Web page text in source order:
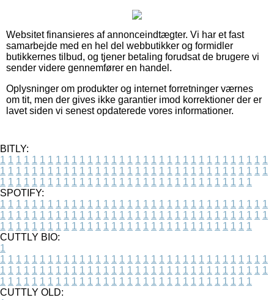
Websitet finansieres af annonceindtægter. Vi har et fast
samarbejde med en hel del webbutikker og formidler
butikkernes tilbud, og tjener betaling forudsat de brugere vi
sender videre gennemfører en handel.
Oplysninger om produkter og internet forretninger værnes
om tit, men der gives ikke garantier imod korrektioner der er
lavet siden vi senest opdaterede vores informationer.
BITLY:
1 1 1 1 1 1 1 1 1 1 1 1 1 1 1 1 1 1 1 1 1 1 1 1 1 1 1 1 1 1 1 1 1 1
1 1 1 1 1 1 1 1 1 1 1 1 1 1 1 1 1 1 1 1 1 1 1 1 1 1 1 1 1 1 1 1 1 1
1 1 1 1 1 1 1 1 1 1 1 1 1 1 1 1 1 1 1 1 1 1 1 1 1 1 1 1 1 1 1 1
SPOTIFY:
1 1 1 1 1 1 1 1 1 1 1 1 1 1 1 1 1 1 1 1 1 1 1 1 1 1 1 1 1 1 1 1 1 1
1 1 1 1 1 1 1 1 1 1 1 1 1 1 1 1 1 1 1 1 1 1 1 1 1 1 1 1 1 1 1 1 1 1
1 1 1 1 1 1 1 1 1 1 1 1 1 1 1 1 1 1 1 1 1 1 1 1 1 1 1 1 1 1 1 1
CUTTLY BIO:
1
1 1 1 1 1 1 1 1 1 1 1 1 1 1 1 1 1 1 1 1 1 1 1 1 1 1 1 1 1 1 1 1 1 1
1 1 1 1 1 1 1 1 1 1 1 1 1 1 1 1 1 1 1 1 1 1 1 1 1 1 1 1 1 1 1 1 1 1
1 1 1 1 1 1 1 1 1 1 1 1 1 1 1 1 1 1 1 1 1 1 1 1 1 1 1 1 1 1 1 1
CUTTLY OLD: